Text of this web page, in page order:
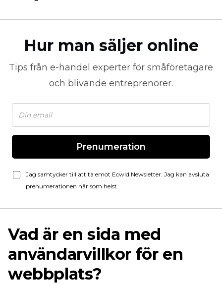
Hur man säljer online
Tips från e-handel experter för småföretagare
och blivande entreprenörer.
Prenumeration
Jag samtycker till att ta emot Ecwid Newsletter. Jag kan avsluta
prenumerationen när som helst.
Vad är en sida med
användarvillkor för en
webbplats?